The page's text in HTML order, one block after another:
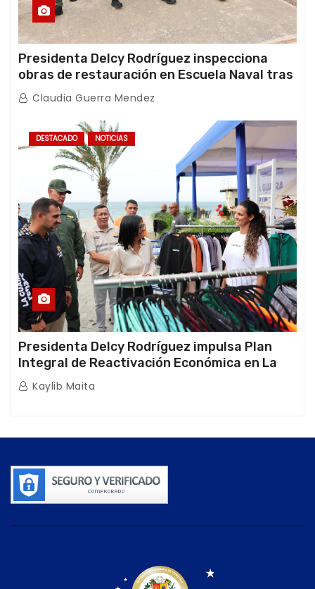
Presidenta Delcy Rodríguez inspecciona
obras de restauración en Escuela Naval tras
afectaciones sísmicas en La Guaira
Claudia Guerra Mendez
DESTACADO NOTICIAS
Presidenta Delcy Rodríguez impulsa Plan
Integral de Reactivación Económica en La
Guaira
Kaylib Maita